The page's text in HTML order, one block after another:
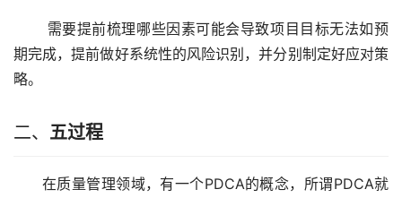
需要提前梳理哪些因素可能会导致项目目标无法如预
期完成，提前做好系统性的风险识别，并分别制定好应对策
略。
二、 五过程
在质量管理领域，有一个PDCA的概念，所谓PDCA就